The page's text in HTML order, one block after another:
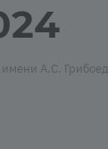
А.С.